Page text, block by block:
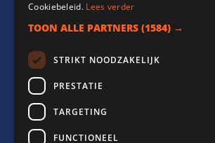
Cookiebeleid. Lees verder
TOON ALLE PARTNERS (1584) →
STRIKT NOODZAKELIJK
PRESTATIE
TARGETING
FUNCTIONEEL